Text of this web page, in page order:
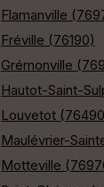
Flamanville
Fréville (76190)
Grémonville
Hautot-Saint-
Louvetot
Maulévrier-
Motteville